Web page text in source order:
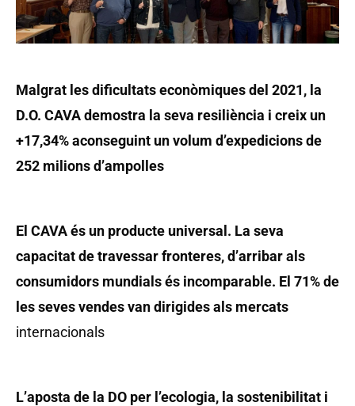
Malgrat les dificultats econòmiques del 2021, la
D.O. CAVA demostra la seva resiliència i creix un
+17,34% aconseguint un volum d’expedicions de
252 milions d’ampolles
El CAVA és un producte universal. La seva
capacitat de travessar fronteres, d’arribar als
consumidors mundials és incomparable. El 71% de
les seves vendes van dirigides als mercats
internacionals
L’aposta de la DO per l’ecologia, la sostenibilitat i